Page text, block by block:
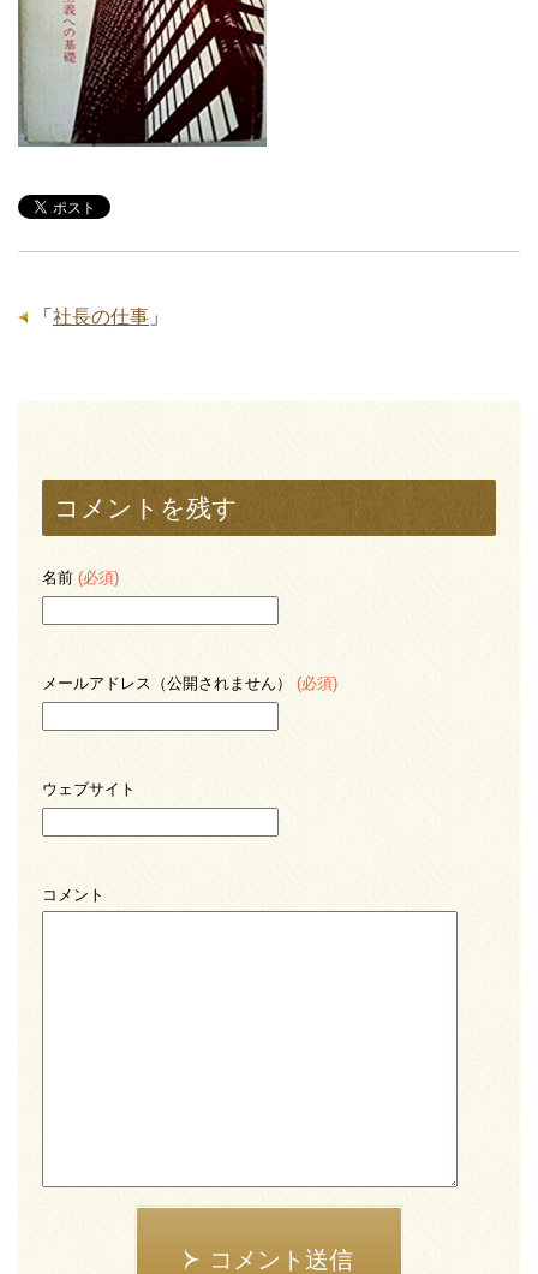
「 社長の仕事 」
コメントを残す
名前 (必須)
メールアドレス（公開されません） (必須)
ウェブサイト
コメント
コメント送信